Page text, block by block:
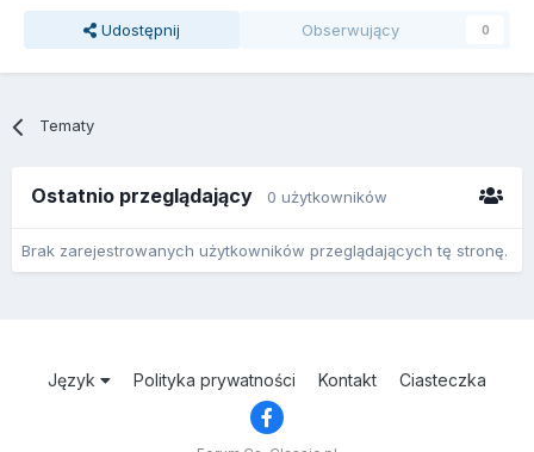
Udostępnij Obserwujący 0
Tematy
Ostatnio przeglądający 0 użytkowników
Brak zarejestrowanych użytkowników przeglądających tę stronę.
Język Polityka prywatności Kontakt Ciasteczka